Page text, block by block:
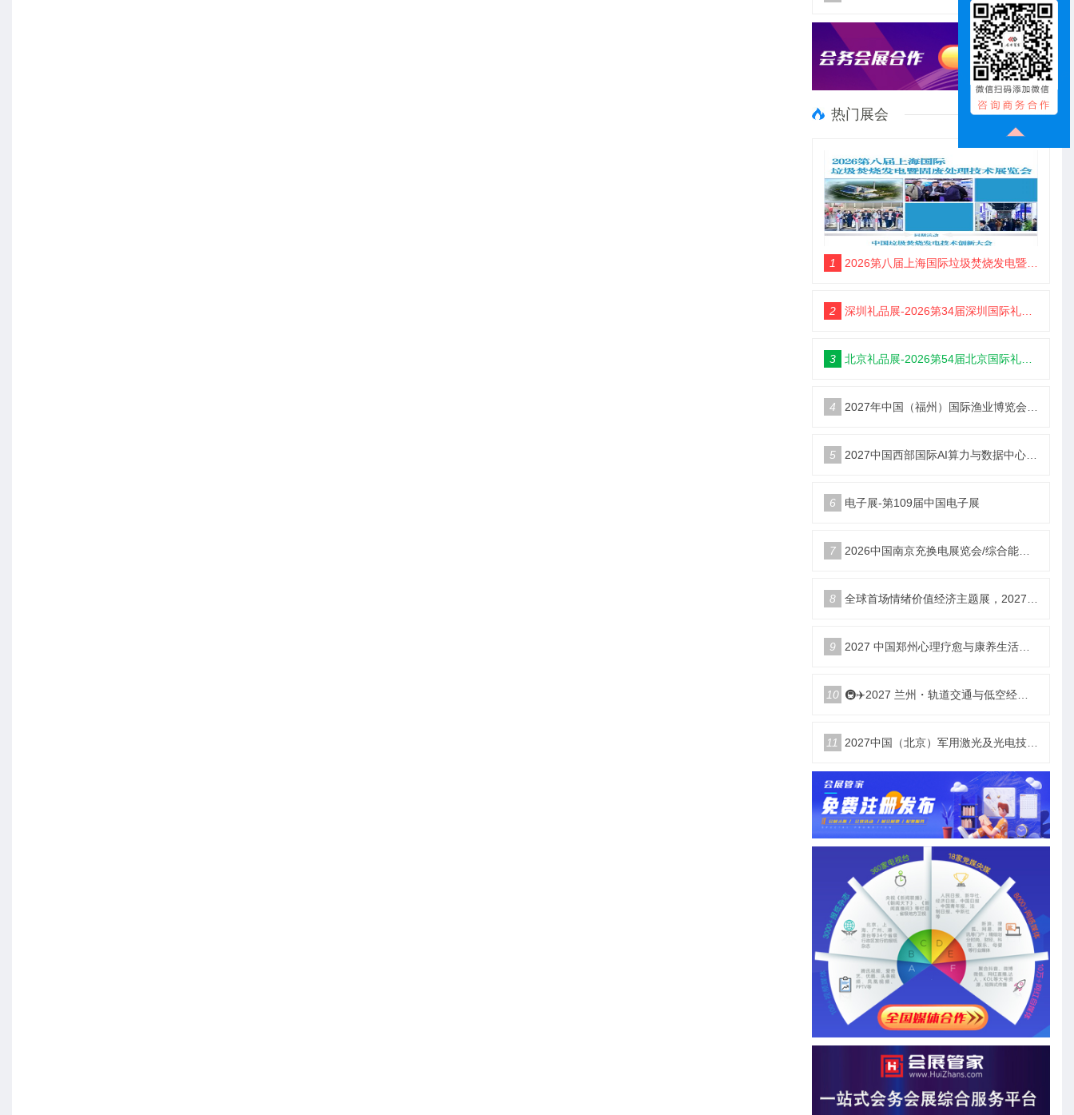
热门展会
1 2026第八届上海国际垃圾焚烧发电暨固废处理技术展览会
2 深圳礼品展-2026第34届深圳国际礼品及家居用品展览会
3 北京礼品展-2026第54届北京国际礼品、赠品及家庭用品展览会
4 2027年中国（福州）国际渔业博览会|福州渔博会
5 2027中国西部国际AI算力与数据中心液冷产业展览会
6 电子展-第109届中国电子展
7 2026中国南京充换电展览会/综合能源服务站博览会
8 全球首场情绪价值经济主题展，2027郑州国际情绪价值经济博览会
9 2027 中国郑州心理疗愈与康养生活产业博览会
10 🚇✈️2027 兰州・轨道交通与低空经济展览会即将启幕！
11 2027中国（北京）军用激光及光电技术展览会